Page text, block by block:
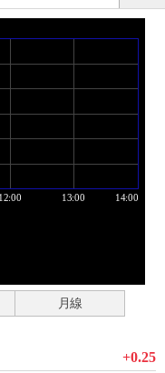
月線
+0.25